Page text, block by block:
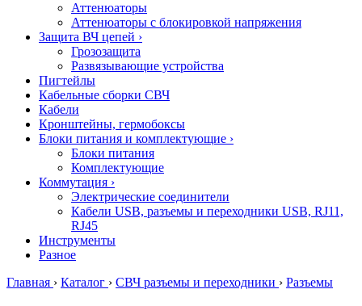
Аттенюаторы
Аттенюаторы с блокировкой напряжения
Защита ВЧ цепей ›
Грозозащита
Развязывающие устройства
Пигтейлы
Кабельные сборки СВЧ
Кабели
Кронштейны, гермобоксы
Блоки питания и комплектующие ›
Блоки питания
Комплектующие
Коммутация ›
Электрические соединители
Кабели USB, разъемы и переходники USB, RJ11,
RJ45
Инструменты
Разное
Главная › Каталог › СВЧ разъемы и переходники › Разъемы